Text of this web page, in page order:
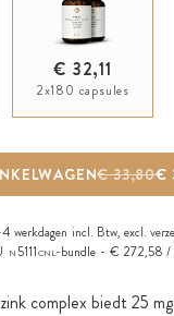
complex biedt 25
€ 32,11
2x180 capsules
€
€ 33,80
werkdagen incl. Btw, excl.
N 5111CNL-bundle € 272,58 /